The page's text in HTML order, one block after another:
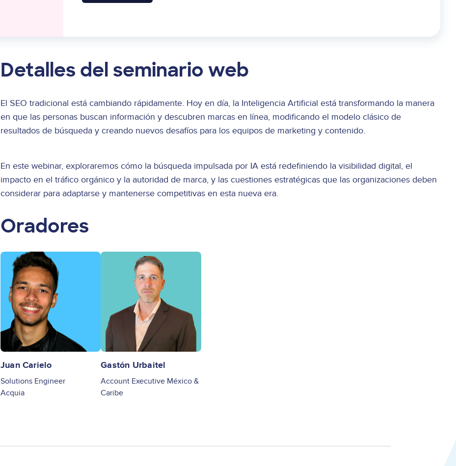
Detalles del seminario web
El SEO tradicional está cambiando rápidamente. Hoy en día, la Inteligencia Artificial está transformando la manera
en que las personas buscan información y descubren marcas en línea, modificando el modelo clásico de
resultados de búsqueda y creando nuevos desafíos para los equipos de marketing y contenido.
En este webinar, exploraremos cómo la búsqueda impulsada por IA está redefiniendo la visibilidad digital, el
impacto en el tráfico orgánico y la autoridad de marca, y las cuestiones estratégicas que las organizaciones deben
considerar para adaptarse y mantenerse competitivas en esta nueva era.
Oradores
Image
Juan Carielo
Solutions Engineer
Acquia
Image
Gastón Urbaitel
Account Executive México &
Caribe